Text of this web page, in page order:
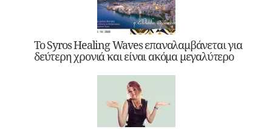
Το Syros Healing Waves επαναλαμβάνεται για
δεύτερη χρονιά και είναι ακόμα μεγαλύτερο